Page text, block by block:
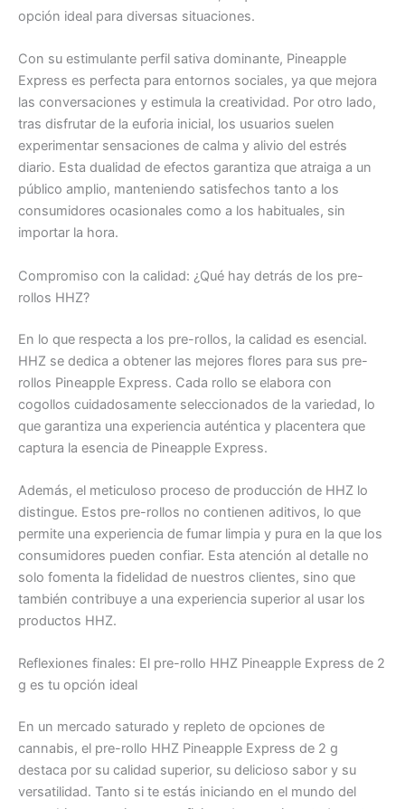
opción ideal para diversas situaciones.
Con su estimulante perfil sativa dominante, Pineapple
Express es perfecta para entornos sociales, ya que mejora
las conversaciones y estimula la creatividad. Por otro lado,
tras disfrutar de la euforia inicial, los usuarios suelen
experimentar sensaciones de calma y alivio del estrés
diario. Esta dualidad de efectos garantiza que atraiga a un
público amplio, manteniendo satisfechos tanto a los
consumidores ocasionales como a los habituales, sin
importar la hora.
Compromiso con la calidad: ¿Qué hay detrás de los pre-
rollos HHZ?
En lo que respecta a los pre-rollos, la calidad es esencial.
HHZ se dedica a obtener las mejores flores para sus pre-
rollos Pineapple Express. Cada rollo se elabora con
cogollos cuidadosamente seleccionados de la variedad, lo
que garantiza una experiencia auténtica y placentera que
captura la esencia de Pineapple Express.
Además, el meticuloso proceso de producción de HHZ lo
distingue. Estos pre-rollos no contienen aditivos, lo que
permite una experiencia de fumar limpia y pura en la que los
consumidores pueden confiar. Esta atención al detalle no
solo fomenta la fidelidad de nuestros clientes, sino que
también contribuye a una experiencia superior al usar los
productos HHZ.
Reflexiones finales: El pre-rollo HHZ Pineapple Express de 2
g es tu opción ideal
En un mercado saturado y repleto de opciones de
cannabis, el pre-rollo HHZ Pineapple Express de 2 g
destaca por su calidad superior, su delicioso sabor y su
versatilidad. Tanto si te estás iniciando en el mundo del